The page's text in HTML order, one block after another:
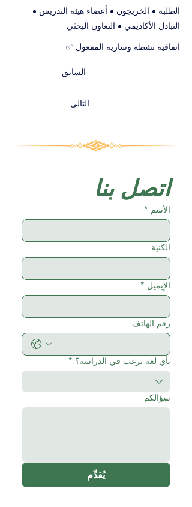
الطلبة • الخريجون • أعضاء هيئة التدريس •
التبادل الأكاديمي • التعاون البحثي
اتفاقية نشطة وسارية المفعول ✅
السابق
التالي
اتصل بنا
الأسم *
الكنية
الإيميل *
رقم الهاتف
بأي لغة ترغب في الدراسة؟ *
سؤالكم
يُقدِّم